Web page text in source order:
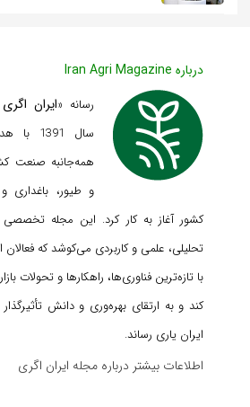
درباره Iran Agri Magazine
رسانه «ایران
سال
همه‌جانبه صنعت
و طیور، باغداری
کشور آغاز به کار کرد. این مجله تخصصی
تحلیلی، علمی و کاربردی می‌کوشد که
با تازه‌ترین فناوری‌ها، راهکارها و تحولات
کند و به ارتقای بهره‌وری و دانش
ایران یاری رساند.
اطلاعات بیشتر درباره مجله ایران اگری